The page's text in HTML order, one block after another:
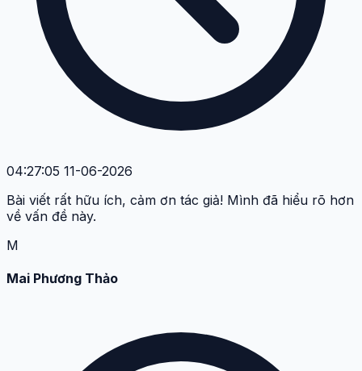
04:27:05 11-06-2026
Bài viết rất hữu ích, cảm ơn tác giả! Mình đã hiểu rõ hơn
về vấn đề này.
M
Mai Phương Thảo